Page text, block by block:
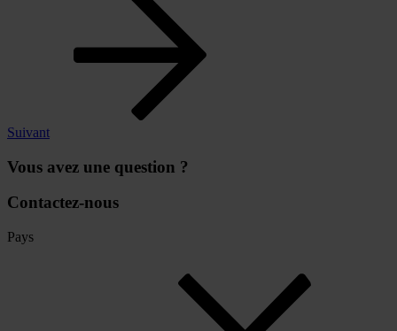
Suivant
Vous avez une question ?
Contactez-nous
Pays